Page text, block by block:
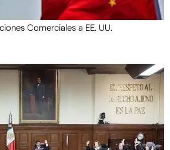
Comerciales a EE. UU.